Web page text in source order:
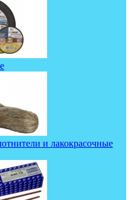
и лакокрасочные